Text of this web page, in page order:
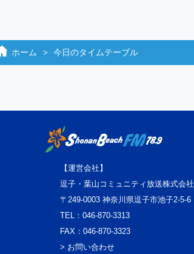
ホーム 今日のタイムテーブル
【運営会社】
逗子・葉山コミュニティ放送株式会社
〒249-0003 神奈川県逗子市池子2-5-6
TEL：046-870-3313
FAX：046-870-3323
> お問い合わせ